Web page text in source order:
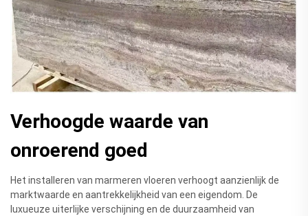
Verhoogde waarde van
onroerend goed
Het installeren van marmeren vloeren verhoogt aanzienlijk de
marktwaarde en aantrekkelijkheid van een eigendom. De
luxueuze uiterlijke verschijning en de duurzaamheid van